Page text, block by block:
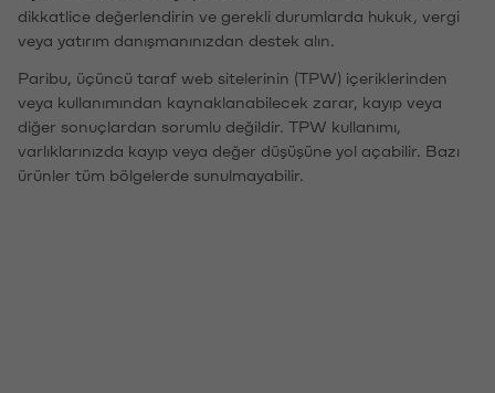
dikkatlice değerlendirin ve gerekli durumlarda hukuk, vergi
veya yatırım danışmanınızdan destek alın.
Paribu, üçüncü taraf web sitelerinin (TPW) içeriklerinden
veya kullanımından kaynaklanabilecek zarar, kayıp veya
diğer sonuçlardan sorumlu değildir. TPW kullanımı,
varlıklarınızda kayıp veya değer düşüşüne yol açabilir. Bazı
ürünler tüm bölgelerde sunulmayabilir.